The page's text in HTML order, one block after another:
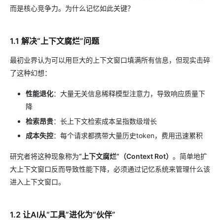
而是核心竞争力。为什么记忆如此关键？
1.1 解决“上下文腐烂”问题
最初业界认为可以用巨大的上下文窗口填满所有信息，但现实击碎
了这种幻想：
性能退化：大量无关信息稀释模型注意力，导致响应质量下
降
检索昂贵：长上下文检索成本呈指数级增长
成本失控：每个请求都携带大量历史token，费用迅速累积
研究者将这种现象称为“上下文腐烂”（Context Rot） 。简单地扩
大上下文窗口反而导致性能下降，必须通过记忆系统来管理什么该
进入上下文窗口。
1.2 让AI从“工具”进化为“伙伴”